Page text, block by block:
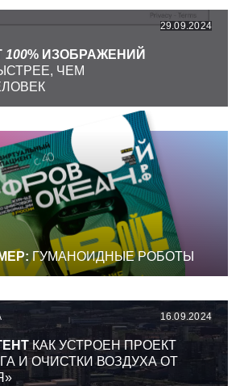
29.09.2024
100% ИЗОБРАЖЕНИЙ
ЧЕМ
ГУМАНОИДНЫЕ РОБОТЫ
16.09.2024
КАК УСТРОЕН ПРОЕКТ
И ОЧИСТКИ ВОЗДУХА ОТ